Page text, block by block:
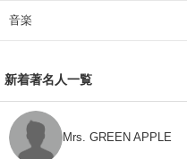
音楽
新着著名人一覧
Mrs. GREEN APPLE